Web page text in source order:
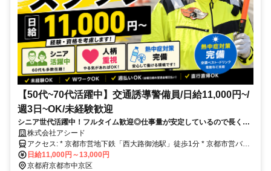
【50代~70代活躍中】交通誘導警備員/日給11,000円~/
週3日~OK/未経験歓迎
シニア世代活躍中！フルタイム歓迎◎仕事量が安定しているので長く安
心して働けます。熱中症対策も万全！1勤務ごとに補助金を支給
株式会社アシード
アクセス: * 京都市営地下鉄「西大路御池駅」徒歩1分 * 京都市営バス
「西大路御池」徒歩1分 * JR「円町駅」より徒歩約10分 * 阪急「西
院」徒歩15分 ※上記は本社へのアクセスを記載しています
日給11,000円～13,000円
京都府京都市中京区